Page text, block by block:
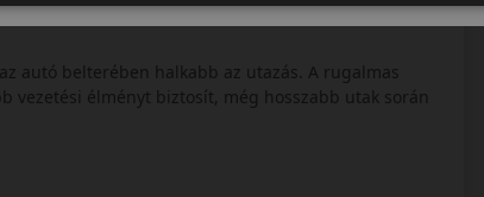
autó belterében halkabb az utazás. A rugalmas
vezetési élményt biztosít, még hosszabb utak során